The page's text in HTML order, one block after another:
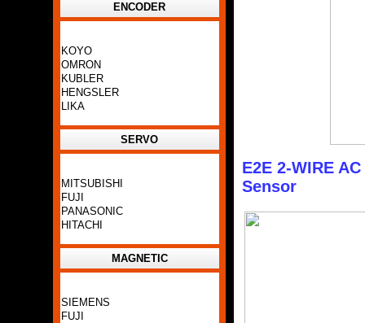
ENCODER
KOYO
OMRON
KUBLER
HENGSLER
LIKA
SERVO
MITSUBISHI
FUJI
PANASONIC
HITACHI
MAGNETIC
SIEMENS
FUJI
E2E 2-WIRE
Sensor